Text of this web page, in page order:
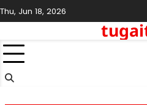
Skip
to
Thu, Jun 18, 2026